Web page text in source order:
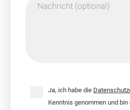
Nachricht (optional)
Ja, ich habe die
Kenntnis genommen und